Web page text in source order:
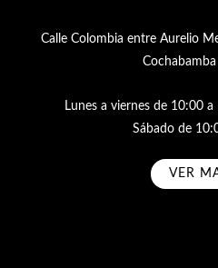
Calle Colombia entre Aurelio
Lunes a viernes de 10:00
Sábado de
VER